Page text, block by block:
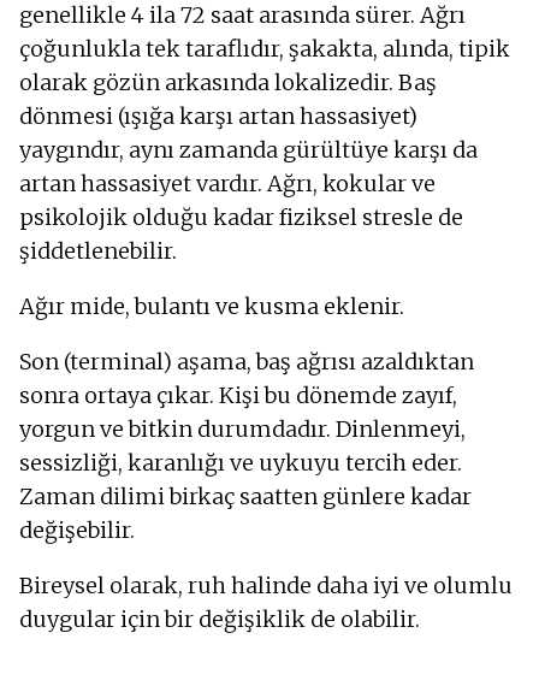
genellikle 4 ila 72 saat arasında sürer. Ağrı
çoğunlukla tek taraflıdır, şakakta, alında, tipik
olarak gözün arkasında lokalizedir. Baş
dönmesi (ışığa karşı artan hassasiyet)
yaygındır, aynı zamanda gürültüye karşı da
artan hassasiyet vardır. Ağrı, kokular ve
psikolojik olduğu kadar fiziksel stresle de
şiddetlenebilir.
Ağır mide, bulantı ve kusma eklenir.
Son (terminal) aşama, baş ağrısı azaldıktan
sonra ortaya çıkar. Kişi bu dönemde zayıf,
yorgun ve bitkin durumdadır. Dinlenmeyi,
sessizliği, karanlığı ve uykuyu tercih eder.
Zaman dilimi birkaç saatten günlere kadar
değişebilir.
Bireysel olarak, ruh halinde daha iyi ve olumlu
duygular için bir değişiklik de olabilir.